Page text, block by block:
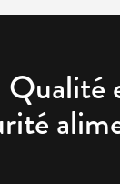
Qualité